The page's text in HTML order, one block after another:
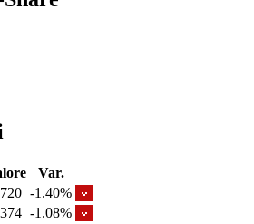
Var.
-1.40%
-1.08%